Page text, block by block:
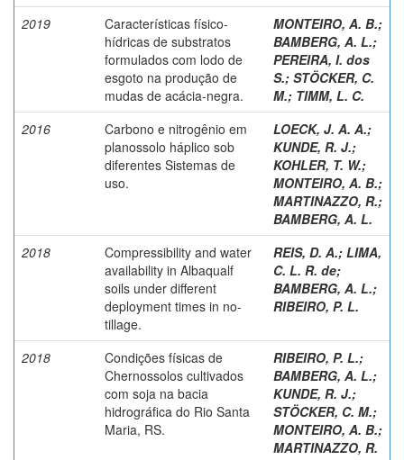
2019
Características físico-
hídricas de substratos
formulados com lodo de
esgoto na produção de
mudas de acácia-negra.
MONTEIRO, A. B.;
BAMBERG, A. L.;
PEREIRA, I. dos
S.; STÖCKER, C.
M.; TIMM, L. C.
2016
Carbono e nitrogênio em
planossolo háplico sob
diferentes Sistemas de
uso.
LOECK, J. A. A.;
KUNDE, R. J.;
KOHLER, T. W.;
MONTEIRO, A. B.;
MARTINAZZO, R.;
BAMBERG, A. L.
2018
Compressibility and water
availability in Albaqualf
soils under different
deployment times in no-
tillage.
REIS, D. A.; LIMA,
C. L. R. de;
BAMBERG, A. L.;
RIBEIRO, P. L.
2018
Condições físicas de
Chernossolos cultivados
com soja na bacia
hidrográfica do Rio Santa
Maria, RS.
RIBEIRO, P. L.;
BAMBERG, A. L.;
KUNDE, R. J.;
STÖCKER, C. M.;
MONTEIRO, A. B.;
MARTINAZZO, R.